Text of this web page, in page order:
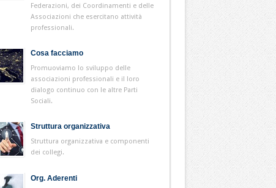
Federazioni, dei Coordinamenti e delle
Associazioni che esercitano attività
professionali.
Cosa facciamo
Promuoviamo lo sviluppo delle
associazioni professionali e il loro
dialogo continuo con le altre Parti
Sociali.
Struttura organizzativa
Struttura organizzativa e componenti
dei collegi.
Org. Aderenti